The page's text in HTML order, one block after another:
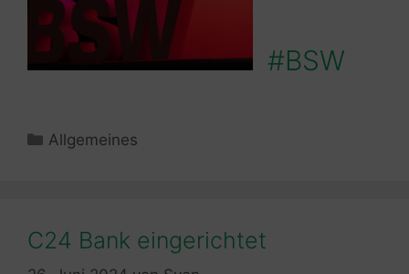
#BSW
Kategorien
Allgemeines
C24 Bank eingerichtet